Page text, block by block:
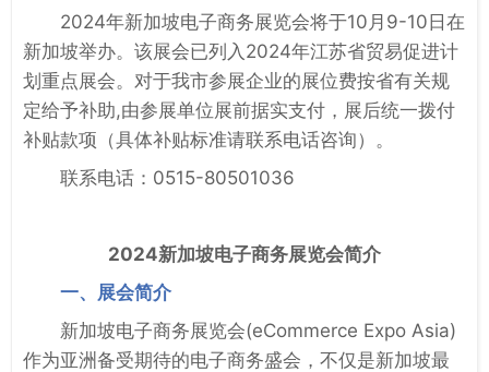
2024年新加坡电子商务展览会将于10月9-10日在
新加坡举办。该展会已列入2024年江苏省贸易促进计
划重点展会。对于我市参展企业的展位费按省有关规
定给予补助,由参展单位展前据实支付，展后统一拨付
补贴款项（具体补贴标准请联系电话咨询）。
联系电话：0515-80501036
2024新加坡电子商务展览会简介
一、展会简介
新加坡电子商务展览会(eCommerce Expo Asia)
作为亚洲备受期待的电子商务盛会，不仅是新加坡最